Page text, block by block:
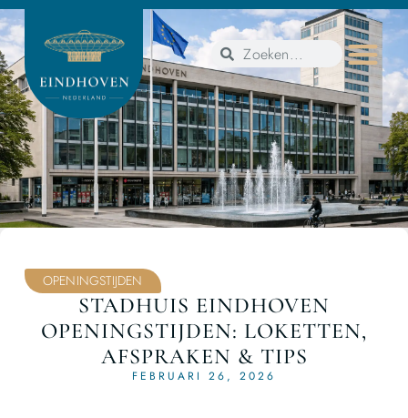
OPENINGSTIJDEN
STADHUIS EINDHOVEN
OPENINGSTIJDEN: LOKETTEN,
AFSPRAKEN & TIPS
FEBRUARI 26, 2026